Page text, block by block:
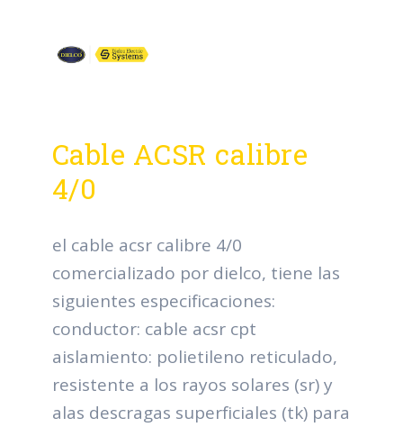
Cable ACSR calibre
4/0
el cable acsr calibre 4/0
comercializado por dielco, tiene las
siguientes especificaciones:
conductor: cable acsr cpt
aislamiento: polietileno reticulado,
resistente a los rayos solares (sr) y
alas descragas superficiales (tk) para